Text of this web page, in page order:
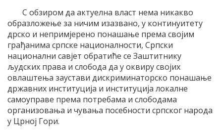
С обзиром да актуелна власт нема никакво
образложење за ничим изазвано, у континуитету
дрско и непримјерено понашање према својим
грађанима српске националности, Српски
национални савјет обратиће се Заштитнику
људских права и слобода да у оквиру својих
овлаштења заустави дискриминаторско понашање
државних институција и институција локалне
самоуправе према потребама и слободама
организовања и чувања посебности српског народа
у Црној Гори.